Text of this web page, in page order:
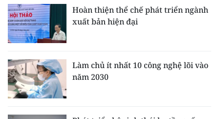
Hoàn thiện thể chế phát triển ngành
xuất bản hiện đại
Làm chủ ít nhất 10 công nghệ lõi vào
năm 2030